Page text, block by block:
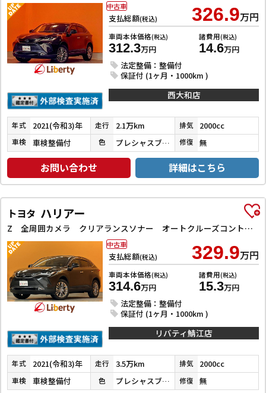
支払総額(税込) 326.9万円
車両本体価格(税込)
312.3万円
諸費用(税込)
14.6万円
法定整備：整備付
保証付 (1ヶ月・1000km )
中古車
西大和店
年式 2021(令和3)年 走行 2.1万km 排気 2000cc
車検 車検整備付 色 プレシャスブラックパール 修復 無
お問い合わせ 詳細はこちら
トヨタ ハリアー
Z 全周囲カメラ クリアランスソナー オートクルーズコントロール レーンアシスト パワーシート 衝突被害軽減システム ナビ TV オートマチックハイビーム オートライト LEDヘッドランプ 電動リアゲート
支払総額(税込) 329.9万円
車両本体価格(税込)
314.6万円
諸費用(税込)
15.3万円
法定整備：整備付
保証付 (1ヶ月・1000km )
中古車
リバティ鯖江店
年式 2021(令和3)年 走行 3.5万km 排気 2000cc
車検 車検整備付 色 プレシャスブラックパール 修復 無